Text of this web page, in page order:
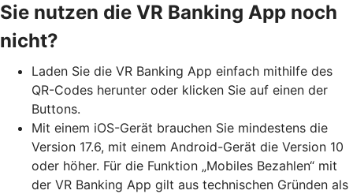
Sie nutzen die VR Banking App noch
nicht?
Laden Sie die VR Banking App einfach mithilfe des
QR-Codes herunter oder klicken Sie auf einen der
Buttons.
Mit einem iOS-Gerät brauchen Sie mindestens die
Version 17.6, mit einem Android-Gerät die Version 10
oder höher. Für die Funktion „Mobiles Bezahlen“ mit
der VR Banking App gilt aus technischen Gründen als